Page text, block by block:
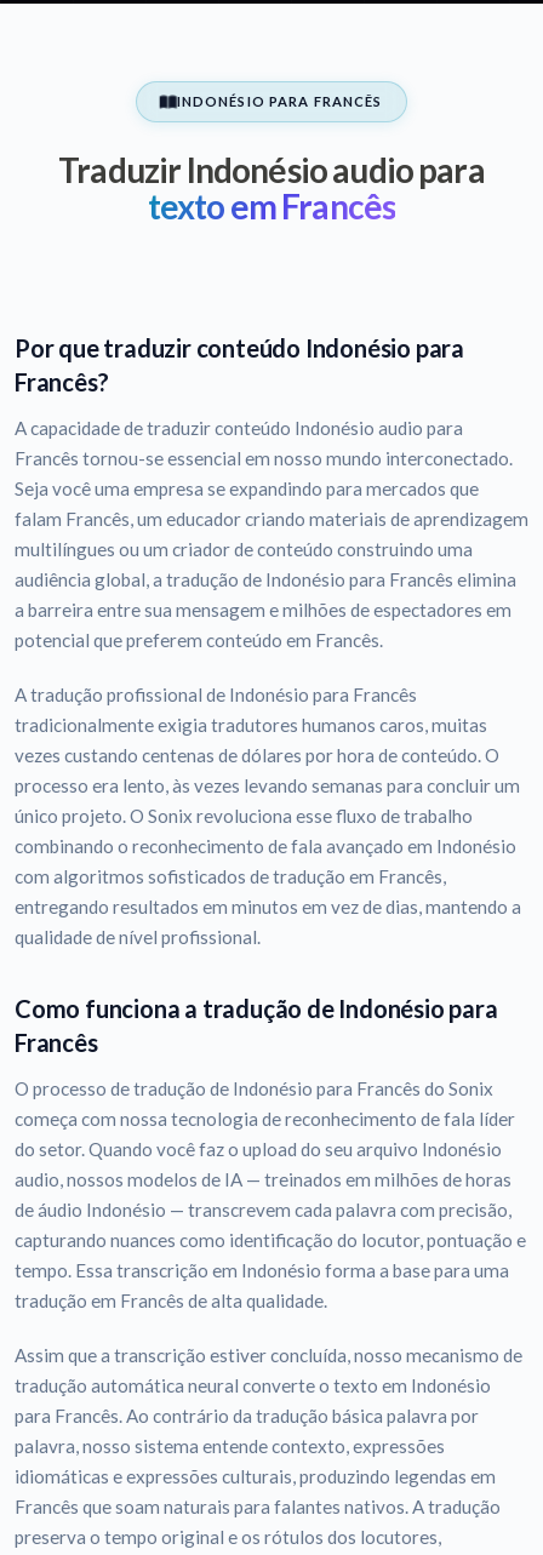
INDONÉSIO PARA FRANCÊS
Traduzir Indonésio audio para
texto em Francês
Por que traduzir conteúdo Indonésio para
Francês?
A capacidade de traduzir conteúdo Indonésio audio para
Francês tornou-se essencial em nosso mundo interconectado.
Seja você uma empresa se expandindo para mercados que
falam Francês, um educador criando materiais de aprendizagem
multilíngues ou um criador de conteúdo construindo uma
audiência global, a tradução de Indonésio para Francês elimina
a barreira entre sua mensagem e milhões de espectadores em
potencial que preferem conteúdo em Francês.
A tradução profissional de Indonésio para Francês
tradicionalmente exigia tradutores humanos caros, muitas
vezes custando centenas de dólares por hora de conteúdo. O
processo era lento, às vezes levando semanas para concluir um
único projeto. O Sonix revoluciona esse fluxo de trabalho
combinando o reconhecimento de fala avançado em Indonésio
com algoritmos sofisticados de tradução em Francês,
entregando resultados em minutos em vez de dias, mantendo a
qualidade de nível profissional.
Como funciona a tradução de Indonésio para
Francês
O processo de tradução de Indonésio para Francês do Sonix
começa com nossa tecnologia de reconhecimento de fala líder
do setor. Quando você faz o upload do seu arquivo Indonésio
audio, nossos modelos de IA — treinados em milhões de horas
de áudio Indonésio — transcrevem cada palavra com precisão,
capturando nuances como identificação do locutor, pontuação e
tempo. Essa transcrição em Indonésio forma a base para uma
tradução em Francês de alta qualidade.
Assim que a transcrição estiver concluída, nosso mecanismo de
tradução automática neural converte o texto em Indonésio
para Francês. Ao contrário da tradução básica palavra por
palavra, nosso sistema entende contexto, expressões
idiomáticas e expressões culturais, produzindo legendas em
Francês que soam naturais para falantes nativos. A tradução
preserva o tempo original e os rótulos dos locutores,